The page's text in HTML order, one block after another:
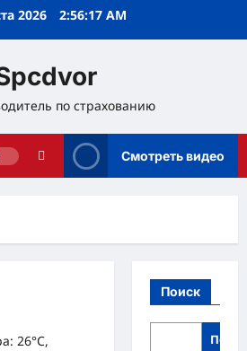
2026 2:56:17 AM
по страхованию
Смотреть видео
26°C,
Поиск
Поиск